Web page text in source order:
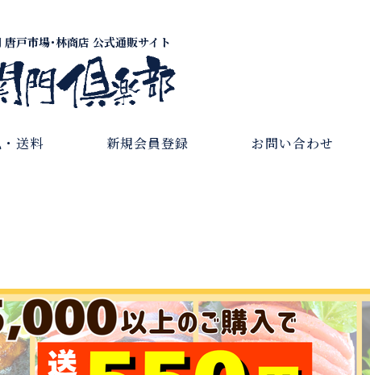
唐戸市場･林商店 公式通販サイト
送料 新規会員登録 お問い合わせ